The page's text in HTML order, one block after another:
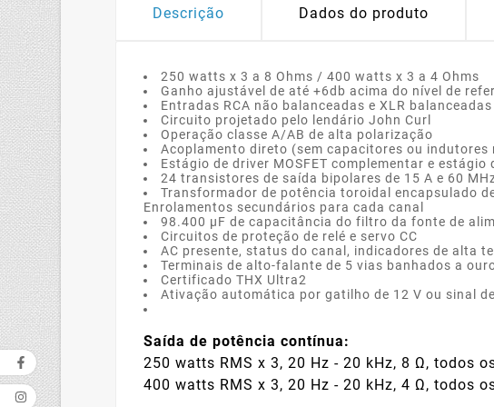
Descrição Dados do produto
250 watts x 3 a 8 Ohms / 400 watts x 3 a 4 Ohms
Ganho ajustável de até +6db acima do nível de
Entradas RCA não balanceadas e XLR balanceadas
Circuito projetado pelo lendário John Curl
Operação classe A/AB de alta polarização
Acoplamento direto (sem capacitores ou indutores
Estágio de driver MOSFET complementar e estágio
24 transistores de saída bipolares de 15 A e 60
Transformador de potência toroidal encapsulado
Enrolamentos secundários para cada canal
98.400 µF de capacitância do filtro da fonte de
Circuitos de proteção de relé e servo CC
AC presente, status do canal, indicadores de alta
Terminais de alto-falante de 5 vias banhados a
Certificado THX Ultra2
Ativação automática por gatilho de 12 V ou sinal
Saída de potência contínua:
250 watts RMS x 3, 20 Hz - 20 kHz, 8 Ω, todos
400 watts RMS x 3, 20 Hz - 20 kHz, 4 Ω, todos